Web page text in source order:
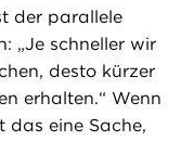
der parallele
„Je schneller wir
desto kürzer
erhalten.“ Wenn
das eine Sache,